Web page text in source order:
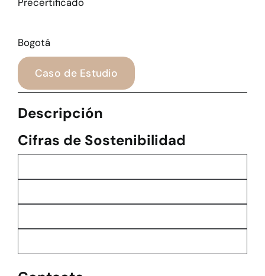
Bogotá
Caso de Estudio
Descripción
Cifras de Sostenibilidad